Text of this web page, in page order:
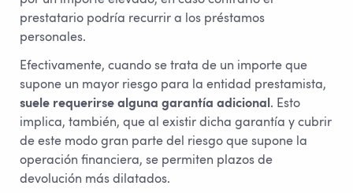
prestatario podría recurrir a los préstamos
personales.
Efectivamente, cuando se trata de un importe que
supone un mayor riesgo para la entidad prestamista,
suele requerirse alguna garantía adicional . Esto
implica, también, que al existir dicha garantía y cubrir
de este modo gran parte del riesgo que supone la
operación financiera, se permiten plazos de
devolución más dilatados.